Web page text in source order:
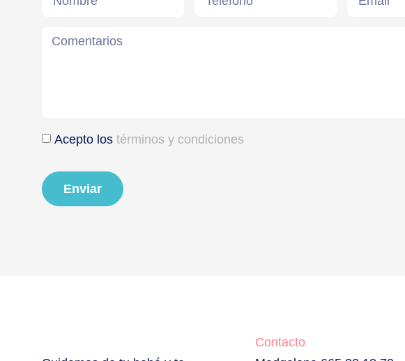
Acepto los términos y condiciones
Enviar
Contacto